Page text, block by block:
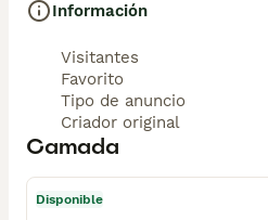
Información
Visitantes
Favorito
Tipo de anuncio
Criador original
Camada
Disponible